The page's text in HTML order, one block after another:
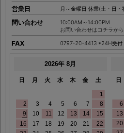
営業日 月～金曜日 休業(土・日・
問い合わせ
10:00AM～14:00PM
お問い合わせはコチラから
FAX 0797-20-4413 *24H受付